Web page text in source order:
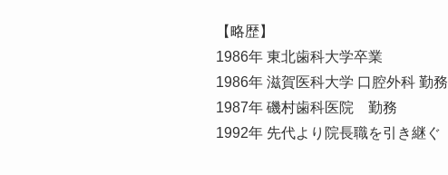
【略歴】
1986年 東北歯科大学卒業
1986年 滋賀医科大学 口腔外科 勤務
1987年 磯村歯科医院 勤務
1992年 先代より院長職を引き継ぐ